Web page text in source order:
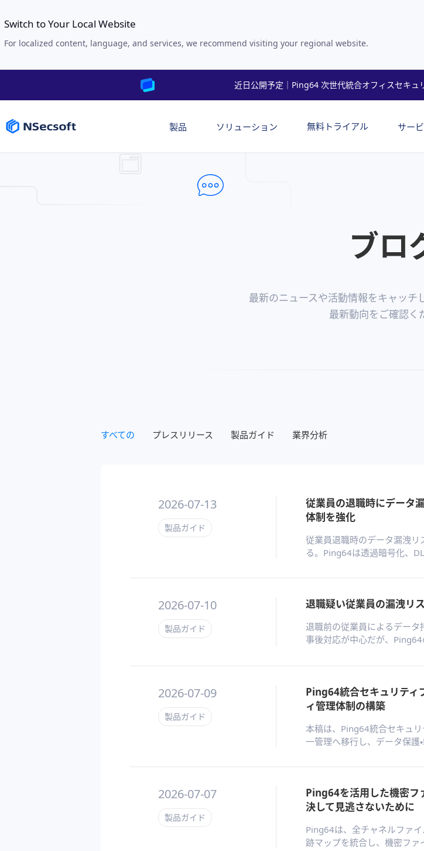
Switch to Your Local Website
For localized content, language, and services, we recommend visiting your regional website.
近日公開予定｜Ping64 次世代統合オフィスセキュ
製品 ソリューション 無料トライアル サー
ブロ
最新のニュースや活動情報をキャッチ
最新動向をご確認く
すべての プレスリリース 製品ガイド 業界分析
2026-07-13
製品ガイド
従業員の退職時にデータ
体制を強化
従業員退職時のデータ漏洩
る。Ping64は透過暗号化、
2026-07-10
製品ガイド
退職疑い従業員の漏洩リ
退職前の従業員によるデー
事後対応が中心だが、
2026-07-09
製品ガイド
Ping64統合セキュリティ
ィ管理体制の構築
本稿は、Ping64統合セキュ
一管理へ移行し、データ保護
2026-07-07
製品ガイド
Ping64を活用した機密フ
決して見逃さないために
Ping64は、全チャネルファ
跡マップを統合し、機密フ